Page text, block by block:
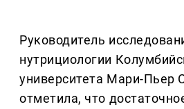
Руководитель
нутрициологии
университета Мари-Пьер
отметила, что